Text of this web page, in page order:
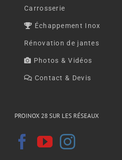
Carrosserie
Échappement Inox
Rénovation de jantes
Photos & Vidéos
Contact & Devis
PROINOX 28 SUR LES RÉSEAUX